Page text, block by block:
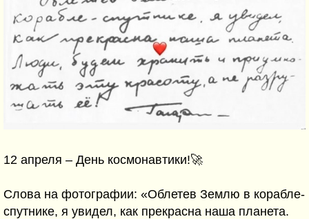
12 апреля – День космонавтики!🚀
Слова на фотографии: «Облетев Землю в корабле-
спутнике, я увидел, как прекрасна наша планета.